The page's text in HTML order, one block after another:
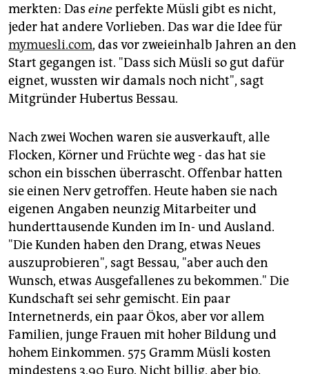
merkten: Das eineperfekte Müsli gibt es nicht,
jeder hat andere Vorlieben. Das war die Idee für
mymuesli.com, das vor zweieinhalb Jahren an den
Start gegangen ist. "Dass sich Müsli so gut dafür
eignet, wussten wir damals noch nicht", sagt
Mitgründer Hubertus Bessau.
Nach zwei Wochen waren sie ausverkauft, alle
Flocken, Körner und Früchte weg - das hat sie
schon ein bisschen überrascht. Offenbar hatten
sie einen Nerv getroffen. Heute haben sie nach
eigenen Angaben neunzig Mitarbeiter und
hunderttausende Kunden im In- und Ausland.
"Die Kunden haben den Drang, etwas Neues
auszuprobieren", sagt Bessau, "aber auch den
Wunsch, etwas Ausgefallenes zu bekommen." Die
Kundschaft sei sehr gemischt. Ein paar
Internetnerds, ein paar Ökos, aber vor allem
Familien, junge Frauen mit hoher Bildung und
hohem Einkommen. 575 Gramm Müsli kosten
mindestens 3,90 Euro. Nicht billig, aber bio.